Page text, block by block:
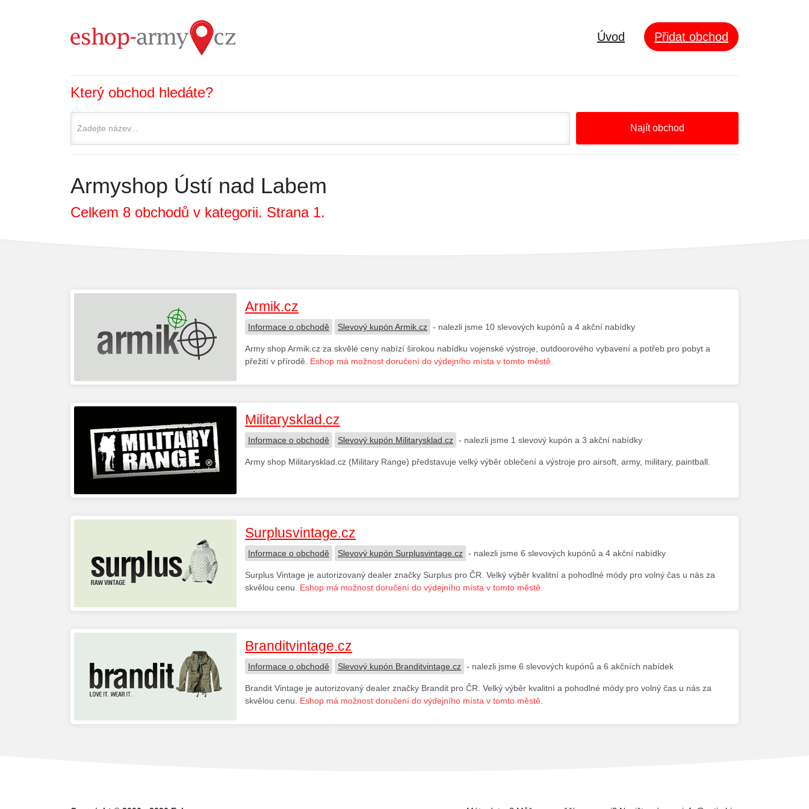
Úvod Přidat obchod
Který obchod hledáte?
Najít obchod
Armyshop Ústí nad Labem
Celkem 8 obchodů v kategorii. Strana 1.
Armik.cz
Informace o obchodě Slevový kupón Armik.cz - nalezli jsme 10 slevových kupónů a 4 akční nabídky
Army shop Armik.cz za skvělé ceny nabízí širokou nabídku vojenské výstroje, outdoorového vybavení a potřeb pro pobyt a
přežití v přírodě. Eshop má možnost doručení do výdejního místa v tomto městě.
Militarysklad.cz
Informace o obchodě Slevový kupón Militarysklad.cz - nalezli jsme 1 slevový kupón a 3 akční nabídky
Army shop Militarysklad.cz (Military Range) představuje velký výběr oblečení a výstroje pro airsoft, army, military, paintball.
Surplusvintage.cz
Informace o obchodě Slevový kupón Surplusvintage.cz - nalezli jsme 6 slevových kupónů a 4 akční nabídky
Surplus Vintage je autorizovaný dealer značky Surplus pro ČR. Velký výběr kvalitní a pohodlné módy pro volný čas u nás za
skvělou cenu. Eshop má možnost doručení do výdejního místa v tomto městě.
Branditvintage.cz
Informace o obchodě Slevový kupón Branditvintage.cz - nalezli jsme 6 slevových kupónů a 6 akčních nabídek
Brandit Vintage je autorizovaný dealer značky Brandit pro ČR. Velký výběr kvalitní a pohodlné módy pro volný čas u nás za
skvělou cenu. Eshop má možnost doručení do výdejního místa v tomto městě.